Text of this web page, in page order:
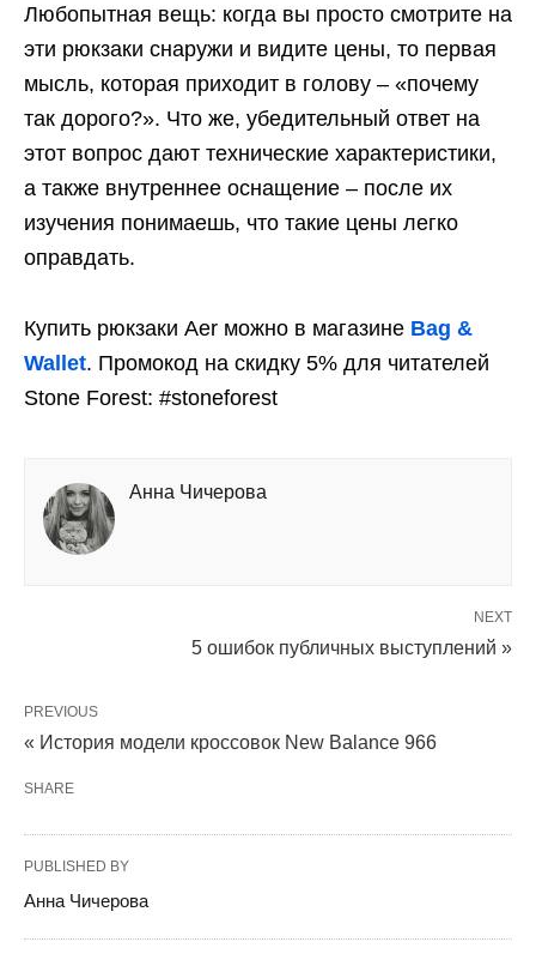
Любопытная вещь: когда вы просто смотрите на
эти рюкзаки снаружи и видите цены, то первая
мысль, которая приходит в голову – «почему
так дорого?». Что же, убедительный ответ на
этот вопрос дают технические характеристики,
а также внутреннее оснащение – после их
изучения понимаешь, что такие цены легко
оправдать.
Купить рюкзаки Aer можно в магазине Bag &
Wallet. Промокод на скидку 5% для читателей
Stone Forest: #stoneforest
Анна Чичерова
NEXT
5 ошибок публичных выступлений »
PREVIOUS
« История модели кроссовок New Balance 966
SHARE
PUBLISHED BY
Анна Чичерова